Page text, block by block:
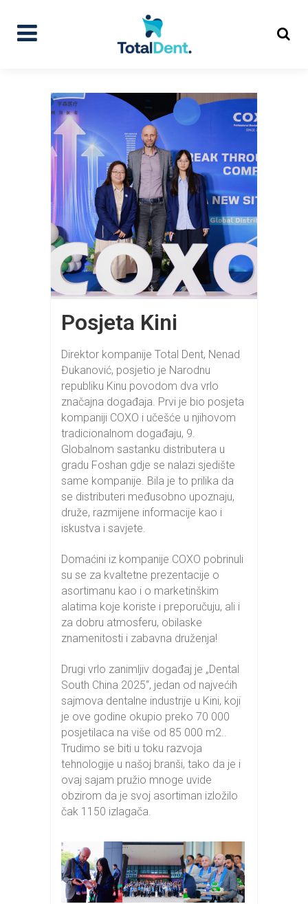
Posjeta Kini
Direktor kompanije Total Dent, Nenad
Đukanović, posjetio je Narodnu
republiku Kinu povodom dva vrlo
značajna događaja. Prvi je bio posjeta
kompaniji COXO i učešće u njihovom
tradicionalnom događaju, 9.
Globalnom sastanku distributera u
gradu Foshan gdje se nalazi sjedište
same kompanije. Bila je to prilika da
se distributeri međusobno upoznaju,
druže, razmijene informacije kao i
iskustva i savjete.
Domaćini iz kompanije COXO pobrinuli
su se za kvaltetne prezentacije o
asortimanu kao i o marketinškim
alatima koje koriste i preporučuju, ali i
za dobru atmosferu, obilaske
znamenitosti i zabavna druženja!
Drugi vrlo zanimljiv događaj je „Dental
South China 2025“, jedan od najvećih
sajmova dentalne industrije u Kini, koji
je ove godine okupio preko 70 000
posjetilaca na više od 85 000 m2..
Trudimo se biti u toku razvoja
tehnologije u našoj branši, tako da je i
ovaj sajam pružio mnoge uvide
obzirom da je svoj asortiman izložilo
čak 1150 izlagača.